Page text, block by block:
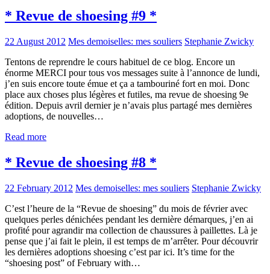
* Revue de shoesing #9 *
22 August 2012 Mes demoiselles: mes souliers Stephanie Zwicky
Tentons de reprendre le cours habituel de ce blog. Encore un
énorme MERCI pour tous vos messages suite à l’annonce de lundi,
j’en suis encore toute émue et ça a tambouriné fort en moi. Donc
place aux choses plus légères et futiles, ma revue de shoesing 9e
édition. Depuis avril dernier je n’avais plus partagé mes dernières
adoptions, de nouvelles…
Read more
* Revue de shoesing #8 *
22 February 2012 Mes demoiselles: mes souliers Stephanie Zwicky
C’est l’heure de la “Revue de shoesing” du mois de février avec
quelques perles dénichées pendant les dernière démarques, j’en ai
profité pour agrandir ma collection de chaussures à paillettes. Là je
pense que j’ai fait le plein, il est temps de m’arrêter. Pour découvrir
les dernières adoptions shoesing c’est par ici. It’s time for the
“shoesing post” of February with…